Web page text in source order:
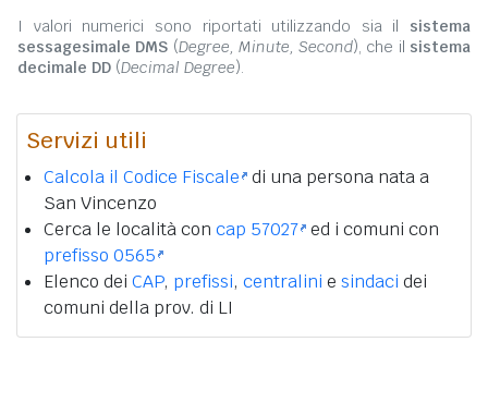
I valori numerici sono riportati utilizzando sia il sistema
sessagesimale DMS (Degree, Minute, Second), che il sistema
decimale DD (Decimal Degree).
Servizi utili
Calcola il Codice Fiscale di una persona nata a
San Vincenzo
Cerca le località con cap 57027 ed i comuni con
prefisso 0565
Elenco dei CAP, prefissi, centralini e sindaci dei
comuni della prov. di LI